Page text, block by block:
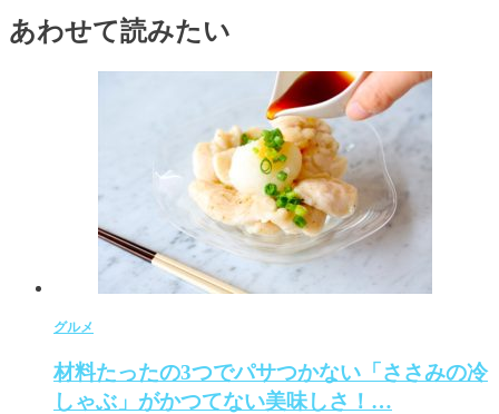
あわせて読みたい
グルメ
材料たったの3つでパサつかない「ささみの冷
しゃぶ」がかつてない美味しさ！…